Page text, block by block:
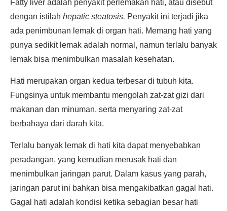
Fatty liver adalah penyakit perlemakan hati, atau disebut
dengan istilah hepatic steatosis. Penyakit ini terjadi jika
ada penimbunan lemak di organ hati. Memang hati yang
punya sedikit lemak adalah normal, namun terlalu banyak
lemak bisa menimbulkan masalah kesehatan.
Hati merupakan organ kedua terbesar di tubuh kita.
Fungsinya untuk membantu mengolah zat-zat gizi dari
makanan dan minuman, serta menyaring zat-zat
berbahaya dari darah kita.
Terlalu banyak lemak di hati kita dapat menyebabkan
peradangan, yang kemudian merusak hati dan
menimbulkan jaringan parut. Dalam kasus yang parah,
jaringan parut ini bahkan bisa mengakibatkan gagal hati.
Gagal hati adalah kondisi ketika sebagian besar hati